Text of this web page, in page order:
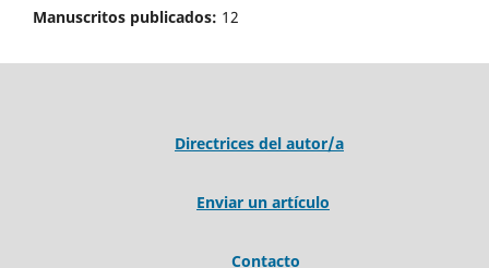
Manuscritos publicados: 12
Directrices del autor/a
Enviar un artículo
Contacto